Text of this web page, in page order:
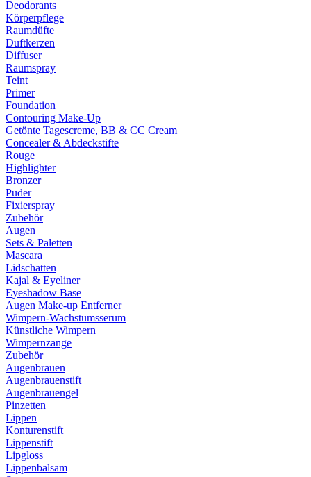
Deodorants
Körperpflege
Raumdüfte
Duftkerzen
Diffuser
Raumspray
Teint
Primer
Foundation
Contouring Make-Up
Getönte Tagescreme, BB & CC Cream
Concealer & Abdeckstifte
Rouge
Highlighter
Bronzer
Puder
Fixierspray
Zubehör
Augen
Sets & Paletten
Mascara
Lidschatten
Kajal & Eyeliner
Eyeshadow Base
Augen Make-up Entferner
Wimpern-Wachstumsserum
Künstliche Wimpern
Wimpernzange
Zubehör
Augenbrauen
Augenbrauenstift
Augenbrauengel
Pinzetten
Lippen
Konturenstift
Lippenstift
Lipgloss
Lippenbalsam